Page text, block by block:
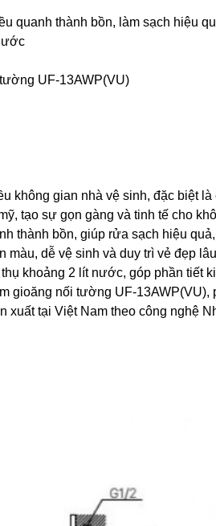
quanh thành bồn, làm sạch hiệu
UF-13AWP(VU)
không gian nhà vệ sinh, đặc biệt
tạo sự gọn gàng và tinh tế cho
thành bồn, giúp rửa sạch hiệu
màu, dễ vệ sinh và duy trì vẻ đẹp
khoảng 2 lít nước, góp phần tiết
gioăng nối tường UF-
xuất tại Việt Nam theo công nghệ